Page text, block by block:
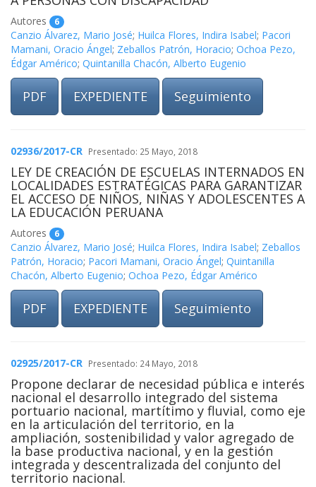
Autores 6
Canzio Álvarez, Mario José; Huilca Flores, Indira Isabel; Pacori
Mamani, Oracio Ángel; Zeballos Patrón, Horacio; Ochoa Pezo,
Édgar Américo; Quintanilla Chacón, Alberto Eugenio
PDF EXPEDIENTE Seguimiento
02936/2017-CR Presentado: 25 Mayo, 2018
LEY DE CREACIÓN DE ESCUELAS INTERNADOS EN
LOCALIDADES ESTRATÉGICAS PARA GARANTIZAR
EL ACCESO DE NIÑOS, NIÑAS Y ADOLESCENTES A
LA EDUCACIÓN PERUANA
Autores 6
Canzio Álvarez, Mario José; Huilca Flores, Indira Isabel; Zeballos
Patrón, Horacio; Pacori Mamani, Oracio Ángel; Quintanilla
Chacón, Alberto Eugenio; Ochoa Pezo, Édgar Américo
PDF EXPEDIENTE Seguimiento
02925/2017-CR Presentado: 24 Mayo, 2018
Propone declarar de necesidad pública e interés
nacional el desarrollo integrado del sistema
portuario nacional, martítimo y fluvial, como eje
en la articulación del territorio, en la
ampliación, sostenibilidad y valor agregado de
la base productiva nacional, y en la gestión
integrada y descentralizada del conjunto del
territorio nacional.